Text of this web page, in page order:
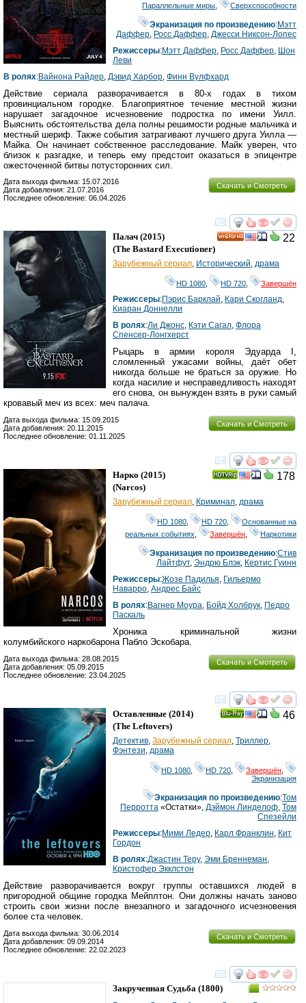
Параллельные миры
Сверхспособности
Экранизация по произведению:Мэтт
Даффер Росс Даффер Джесси Никсон-Лопес
Режиссеры:Мэтт Даффер Росс Даффер Шон
Леви
В ролях:Вайнона Райдер Дэвид Харбор Финн Вулфхард
Действие сериала разворачивается в 80-х годах в тихом
провинциальном городке. Благоприятное течение местной жизни
нарушает загадочное исчезновение подростка по имени Уилл.
Выяснить обстоятельства дела полны решимости родные мальчика и
местный шериф. Также события затрагивают лучшего друга Уилла —
Майка. Он начинает собственное расследование. Майк уверен, что
близок к разгадке, и теперь ему предстоит оказаться в эпицентре
ожесточенной битвы потусторонних сил.
Скачать и Смотреть
Дата выхода фильма: 15.07.2016
Дата добавления: 21.07.2016
Последнее обновление: 06.04.2026
смотреть
22
Палач (2015)
(The Bastard Executioner)
Зарубежный сериал, Исторический, драма
HD 1080 HD 720 Завершён
Режиссеры:Пэрис Барклай, Кари Скогланд,
Киаран Доннелли
В ролях:Ли Джонс, Кэти Сагал, Флора
Спенсер-Лонгхерст
Рыцарь в армии короля Эдуарда I,
сломленный ужасами войны, даёт обет
никогда больше не браться за оружие. Но
когда насилие и несправедливость находят
его снова, он вынужден взять в руки самый
кровавый меч из всех: меч палача.
Скачать и Смотреть
Дата выхода фильма: 15.09.2015
Дата добавления: 20.11.2015
Последнее обновление: 01.11.2025
смотреть
178
Нарко (2015)
(Narcos)
Зарубежный сериал, Криминал, драма
HD 1080 HD 720
Основанные на
реальных событиях
Завершён Наркотики
Экранизация по произведению:Стив
Лайтфут,Эндрю Блэк, Кертис Гуинн
Режиссеры:Жозе Падилья, Гильермо
Наварро, Андрес Байс
В ролях:Вагнер Моура, Бойд Холбрук, Педро
Паскаль
Хроника криминальной жизни
колумбийского наркобарона Пабло Эскобара.
Скачать и Смотреть
Дата выхода фильма: 28.08.2015
Дата добавления: 05.09.2015
Последнее обновление: 23.04.2025
смотреть
46
Оставленные (2014)
(The Leftovers)
Детектив, Зарубежный сериал, Триллер,
Фэнтези, драма
HD 1080 HD 720 Завершён
Экранизация
Экранизация по произведению:Том
Перротта «Остатки»,Дэймон Линделоф,Том
Спезейли
Режиссеры:Мими Ледер, Карл Франклин, Кит
Гордон
В ролях:Джастин Теру, Эми Бреннеман,
Кристофер Экклстон
Действие разворачивается вокруг группы оставшихся людей в
пригородной общине городка Мейплтон. Они должны начать заново
строить свои жизни после внезапного и загадочного исчезновения
более ста человек.
Скачать и Смотреть
Дата выхода фильма: 30.06.2014
Дата добавления: 09.09.2014
Последнее обновление: 22.02.2023
смотреть
Закрученная Судьба (1800)